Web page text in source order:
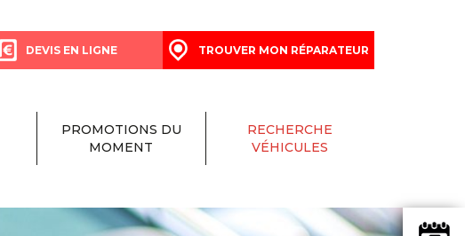
DEVIS EN LIGNE TROUVER MON RÉPARATEUR
PROMOTIONS DU
MOMENT
RECHERCHE
VÉHICULES